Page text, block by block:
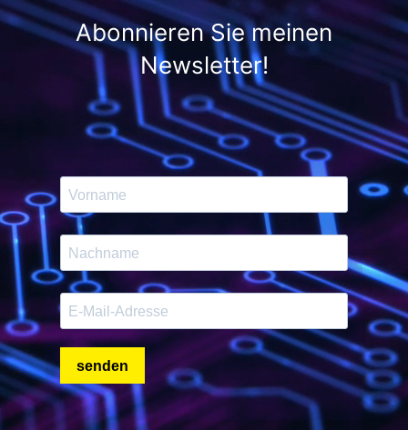
Abonnieren Sie meinen
Newsletter!